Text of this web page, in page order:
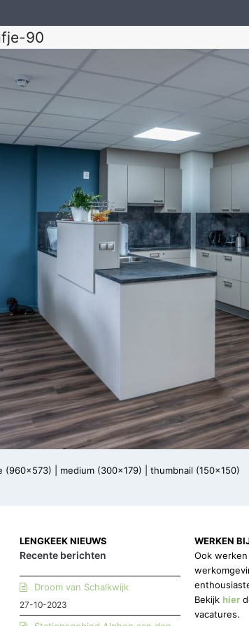
90
(960x573) medium (300x179) thumbnail (150x150)
LENGKEEK NIEUWS
Recente berichten
Droom van Schalkwijk
27-10-2023
WERKEN
Ook
Bekijk hier
vacatures.